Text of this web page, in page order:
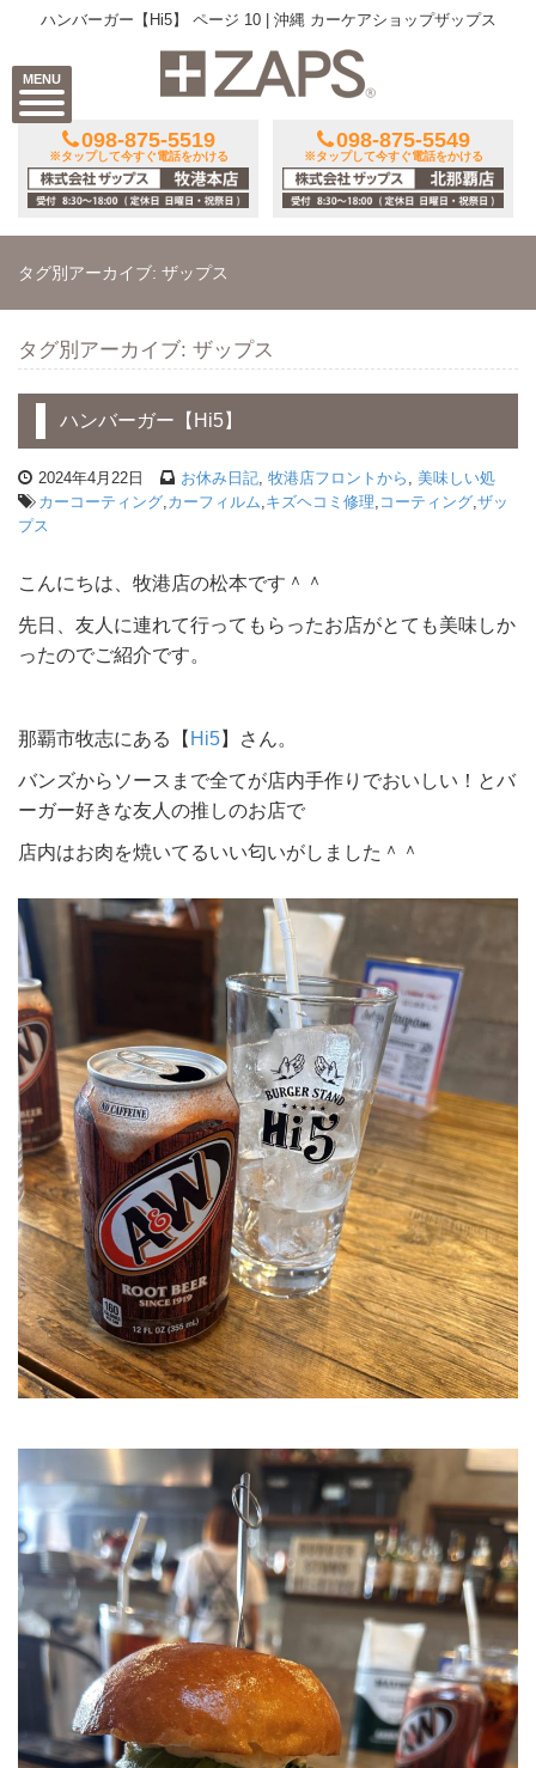
MENU
ハンバーガー【Hi5】 ページ 10 | 沖縄 カーケアショップザップス
098-875-5519
※タップして今すぐ電話をかける
098-875-5549
※タップして今すぐ電話をかける
タグ別アーカイブ: ザップス
タグ別アーカイブ: ザップス
ハンバーガー【Hi5】
2024年4月22日 お休み日記 牧港店フロントから
美味しい処
カーコーティング カーフィルム キズヘコミ修理 コーティング ザッ
プス
こんにちは、牧港店の松本です＾＾
先日、友人に連れて行ってもらったお店がとても美味しか
ったのでご紹介です。
那覇市牧志にある【Hi5】さん。
バンズからソースまで全てが店内手作りでおいしい！とバ
ーガー好きな友人の推しのお店で
店内はお肉を焼いてるいい匂いがしました＾＾